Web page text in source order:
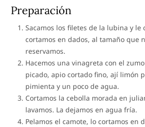
Preparación
Sacamos los filetes de la lubina y le
cortamos en dados, al tamaño que
reservamos.
Hacemos una vinagreta con el
picado, apio cortado fino, ají limón
pimienta y un poco de agua.
Cortamos la cebolla morada en
lavamos. La dejamos en agua fría.
Pelamos el camote, lo cortamos en